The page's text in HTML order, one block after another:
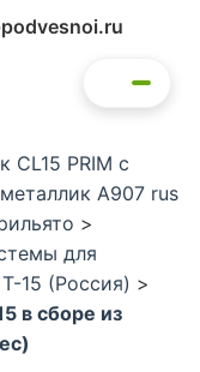
CL15 PRIM с
А907 rus
>
для
15 (Россия) >
в сборе из